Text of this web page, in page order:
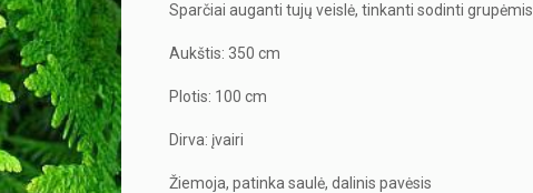
Sparčiai auganti tujų veislė, tinkanti sodinti grupėmis
Aukštis: 350 cm
Plotis: 100 cm
Dirva: įvairi
Žiemoja, patinka saulė, dalinis pavėsis